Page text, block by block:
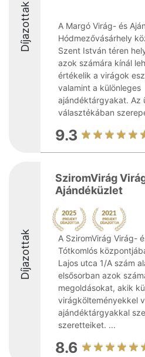
Díjazottak
A Margó Virág- és
Hódmezővásárhely
Szent István téren
azok számára kínál
értékelik a virágok
valamint a különleges
ajándéktárgyakat. Az
választékában
9.3
Díjazottak
SziromVirág
Ajándéküzlet
A SziromVirág Virág-
Tótkomlós
Lajos utca 1/A szám
elsősorban azok
megoldásokat, akik
virágkölteményekkel
ajándéktárgyakkal
szeretteiket. ...
8.6